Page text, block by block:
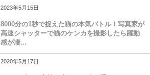
2023年5月15日
8000分の1秒で捉えた猫の本気バトル！写真家が
高速シャッターで猫のケンカを撮影したら躍動
感が凄...
2020年5月17日